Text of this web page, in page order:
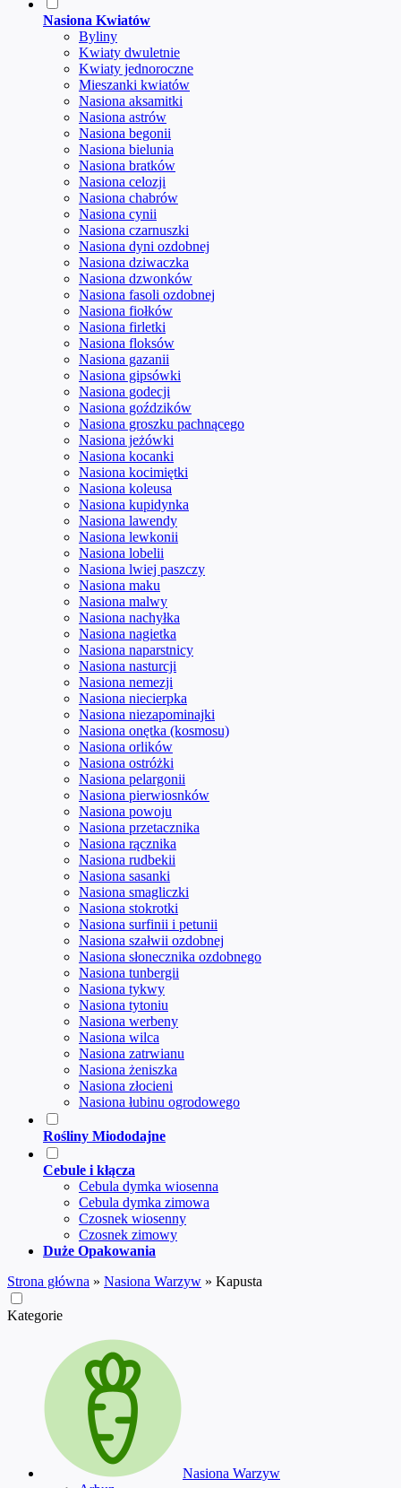
Nasiona Kwiatów
Byliny
Kwiaty dwuletnie
Kwiaty jednoroczne
Mieszanki kwiatów
Nasiona aksamitki
Nasiona astrów
Nasiona begonii
Nasiona bielunia
Nasiona bratków
Nasiona celozji
Nasiona chabrów
Nasiona cynii
Nasiona czarnuszki
Nasiona dyni ozdobnej
Nasiona dziwaczka
Nasiona dzwonków
Nasiona fasoli ozdobnej
Nasiona fiołków
Nasiona firletki
Nasiona floksów
Nasiona gazanii
Nasiona gipsówki
Nasiona godecji
Nasiona goździków
Nasiona groszku pachnącego
Nasiona jeżówki
Nasiona kocanki
Nasiona kocimiętki
Nasiona koleusa
Nasiona kupidynka
Nasiona lawendy
Nasiona lewkonii
Nasiona lobelii
Nasiona lwiej paszczy
Nasiona maku
Nasiona malwy
Nasiona nachyłka
Nasiona nagietka
Nasiona naparstnicy
Nasiona nasturcji
Nasiona nemezji
Nasiona niecierpka
Nasiona niezapominajki
Nasiona onętka (kosmosu)
Nasiona orlików
Nasiona ostróżki
Nasiona pelargonii
Nasiona pierwiosnków
Nasiona powoju
Nasiona przetacznika
Nasiona rącznika
Nasiona rudbekii
Nasiona sasanki
Nasiona smagliczki
Nasiona stokrotki
Nasiona surfinii i petunii
Nasiona szałwii ozdobnej
Nasiona słonecznika ozdobnego
Nasiona tunbergii
Nasiona tykwy
Nasiona tytoniu
Nasiona werbeny
Nasiona wilca
Nasiona zatrwianu
Nasiona żeniszka
Nasiona złocieni
Nasiona łubinu ogrodowego
Rośliny Miododajne
Cebule i kłącza
Cebula dymka wiosenna
Cebula dymka zimowa
Czosnek wiosenny
Czosnek zimowy
Duże Opakowania
Strona główna » Nasiona Warzyw » Kapusta
Kategorie
Nasiona Warzyw